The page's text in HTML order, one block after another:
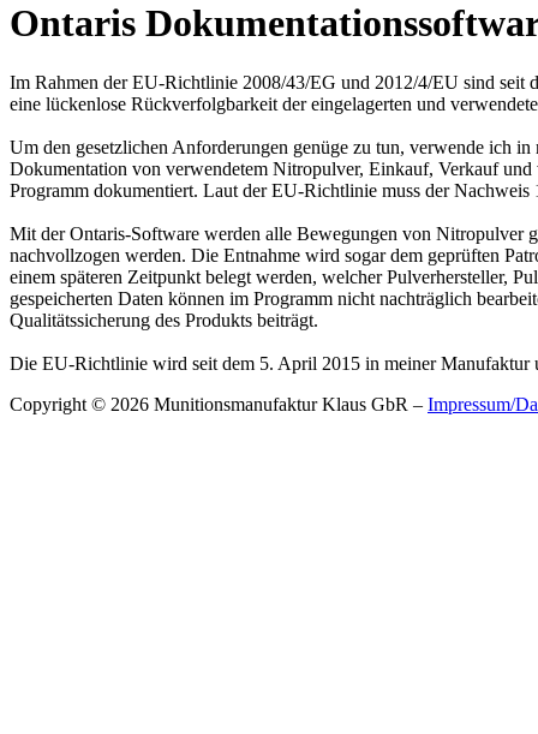
Ontaris
Im Rahmen der EU-Richtlinie 2008/43/EG und 2012/4/EU sind seit
eine lückenlose Rückverfolgbarkeit der eingelagerten und
Um den gesetzlichen Anforderungen genüge zu tun, verwende ich
Dokumentation von verwendetem Nitropulver, Einkauf, Verkauf
Programm dokumentiert. Laut der EU-Richtlinie muss der
Mit der Ontaris-Software werden alle Bewegungen von Nitropulver
nachvollzogen werden. Die Entnahme wird sogar dem geprüften
einem späteren Zeitpunkt belegt werden, welcher Pulverhersteller,
gespeicherten Daten können im Programm nicht nachträglich
Qualitätssicherung des Produkts beiträgt.
Die EU-Richtlinie wird seit dem 5. April 2015 in meiner Manufaktur
Copyright © 2026 Munitionsmanufaktur Klaus GbR – Impressum/